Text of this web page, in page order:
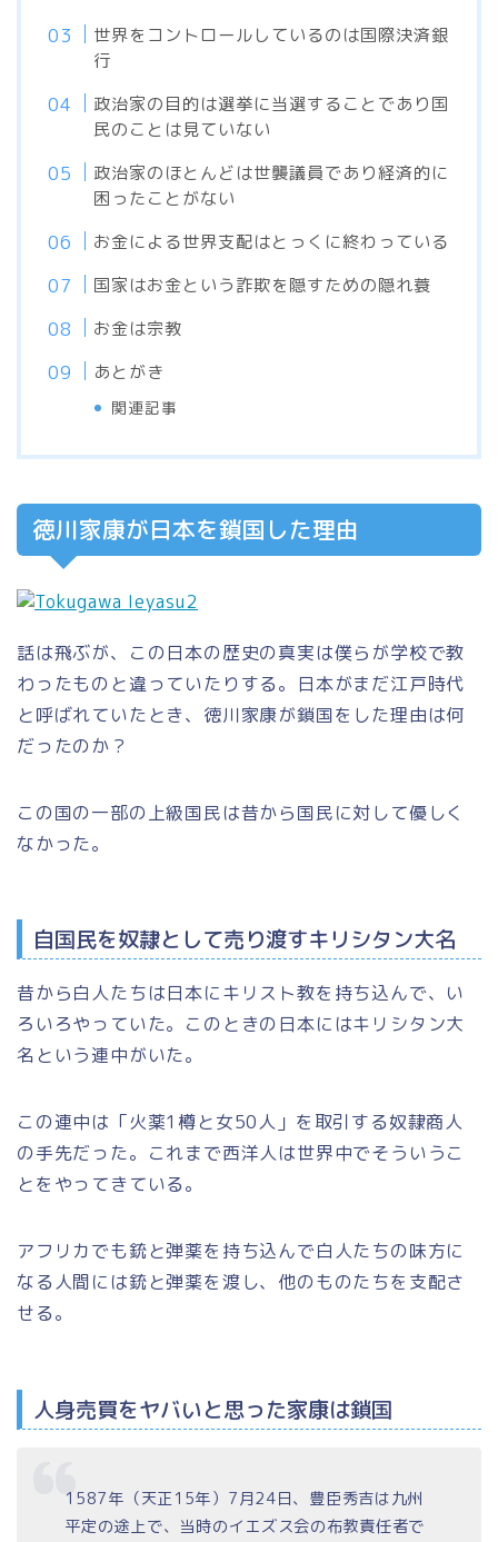
世界をコントロールしているのは国際決済銀
行
政治家の目的は選挙に当選することであり国
民のことは見ていない
政治家のほとんどは世襲議員であり経済的に
困ったことがない
お金による世界支配はとっくに終わっている
国家はお金という詐欺を隠すための隠れ蓑
お金は宗教
あとがき
関連記事
徳川家康が日本を鎖国した理由
話は飛ぶが、この日本の歴史の真実は僕らが学校で教
わったものと違っていたりする。日本がまだ江戸時代
と呼ばれていたとき、徳川家康が鎖国をした理由は何
だったのか？
この国の一部の上級国民は昔から国民に対して優しく
なかった。
自国民を奴隷として売り渡すキリシタン大名
昔から白人たちは日本にキリスト教を持ち込んで、い
ろいろやっていた。このときの日本にはキリシタン大
名という連中がいた。
この連中は「火薬1樽と女50人」を取引する奴隷商人
の手先だった。これまで西洋人は世界中でそういうこ
とをやってきている。
アフリカでも銃と弾薬を持ち込んで白人たちの味方に
なる人間には銃と弾薬を渡し、他のものたちを支配さ
せる。
人身売買をヤバいと思った家康は鎖国
1587年（天正15年）7月24日、豊臣秀吉は九州
平定の途上で、当時のイエズス会の布教責任者で